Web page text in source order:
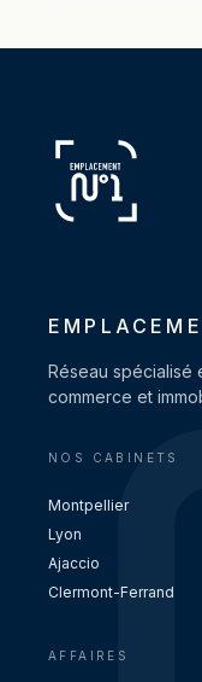
Réseau spécialisé
commerce et
NOS CABINETS
Montpellier
Lyon
Ajaccio
Clermont-Ferrand
AFFAIRES